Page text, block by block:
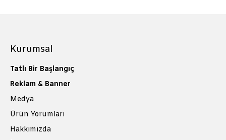
Kurumsal
Tatlı Bir Başlangıç
Reklam & Banner
Medya
Ürün Yorumları
Hakkımızda